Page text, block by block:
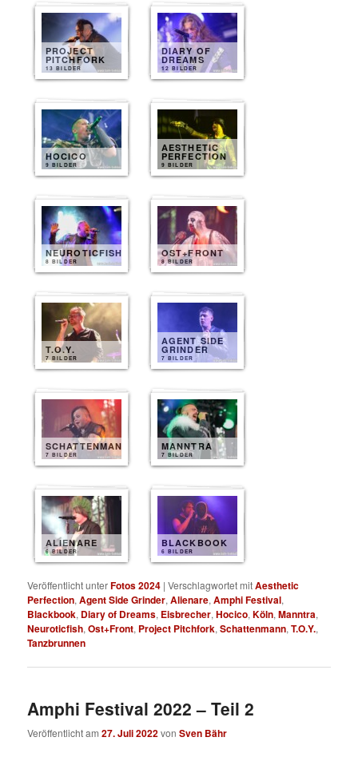
PROJECT
PITCHFORK
13 BILDER
DIARY OF
DREAMS
12 BILDER
HOCICO
9 BILDER
AESTHETIC
PERFECTION
9 BILDER
NEUROTICFISH
8 BILDER
OST+FRONT
8 BILDER
T.O.Y.
7 BILDER
AGENT SIDE
GRINDER
7 BILDER
SCHATTENMANN
7 BILDER
MANNTRA
7 BILDER
ALIENARE
6 BILDER
BLACKBOOK
6 BILDER
Veröffentlicht unterFotos 2024 |Verschlagwortet mitAesthetic
Perfection,Agent Side Grinder,Alienare,Amphi Festival,
Blackbook, Diary of Dreams, Eisbrecher,Hocico,Köln,Manntra,
Neuroticfish,Ost+Front, Project Pitchfork,Schattenmann,T.O.Y.,
Tanzbrunnen
Amphi Festival 2022 – Teil 2
Veröffentlicht am27. Juli 2022vonSven Bähr